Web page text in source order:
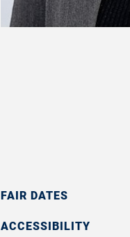
FAIR DATES
ACCESSIBILITY